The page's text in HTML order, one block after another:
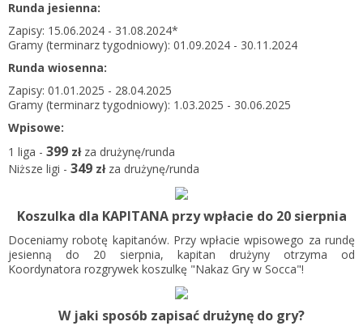
Runda jesienna:
Zapisy: 15.06.2024 - 31.08.2024*
Gramy (terminarz tygodniowy): 01.09.2024 - 30.11.2024
Runda wiosenna:
Zapisy: 01.01.2025 - 28.04.2025
Gramy (terminarz tygodniowy): 1.03.2025 - 30.06.2025
Wpisowe:
1 liga - 399 zł za drużynę/runda
Niższe ligi - 349 złza drużynę/runda
Koszulka dla KAPITANA przy wpłacie do 20 sierpnia
Doceniamy robotę kapitanów. Przy wpłacie wpisowego za rundę
jesienną do 20 sierpnia, kapitan drużyny otrzyma od
Koordynatora rozgrywek koszulkę "Nakaz Gry w Socca"!
W jaki sposób zapisać drużynę do gry?